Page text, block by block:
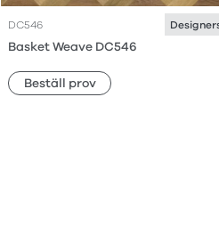
DC546
Basket Weave DC546
Beställ prov